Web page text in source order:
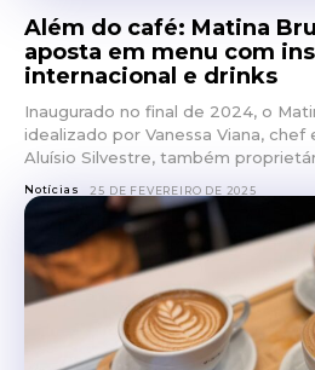
Além do café: Matina
aposta em menu com
internacional e drinks
Inaugurado no final de 2024, o
idealizado por Vanessa Viana,
Aluísio Silvestre, também
Notícias 25 DE FEVEREIRO DE 2025